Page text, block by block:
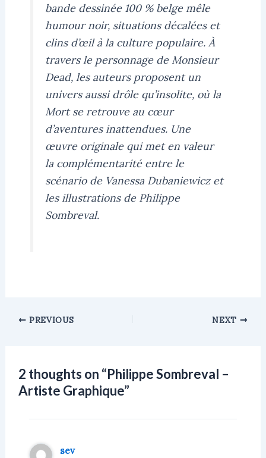
bande dessinée 100 % belge mêle
humour noir, situations décalées et
clins d’œil à la culture populaire. À
travers le personnage de Monsieur
Dead, les auteurs proposent un
univers aussi drôle qu’insolite, où la
Mort se retrouve au cœur
d’aventures inattendues. Une
œuvre originale qui met en valeur
la complémentarité entre le
scénario de Vanessa Dubaniewicz et
les illustrations de Philippe
Sombreval.
PREVIOUS NEXT
2 thoughts on “Philippe Sombreval –
Artiste Graphique”
sev